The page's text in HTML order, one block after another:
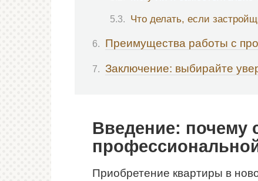
Что делать, если
Преимущества работы с
Заключение: выбирайте
Введение: почему
Приобретение квартиры в